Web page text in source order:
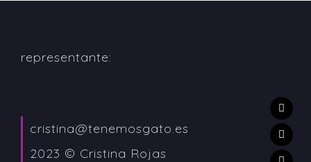
representante:
cristina@tenemosgato.es
2023 © Cristina Rojas